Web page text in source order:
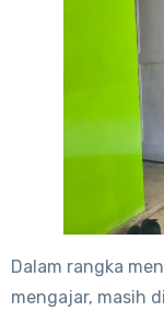
Dalam rangka
mengajar, masih